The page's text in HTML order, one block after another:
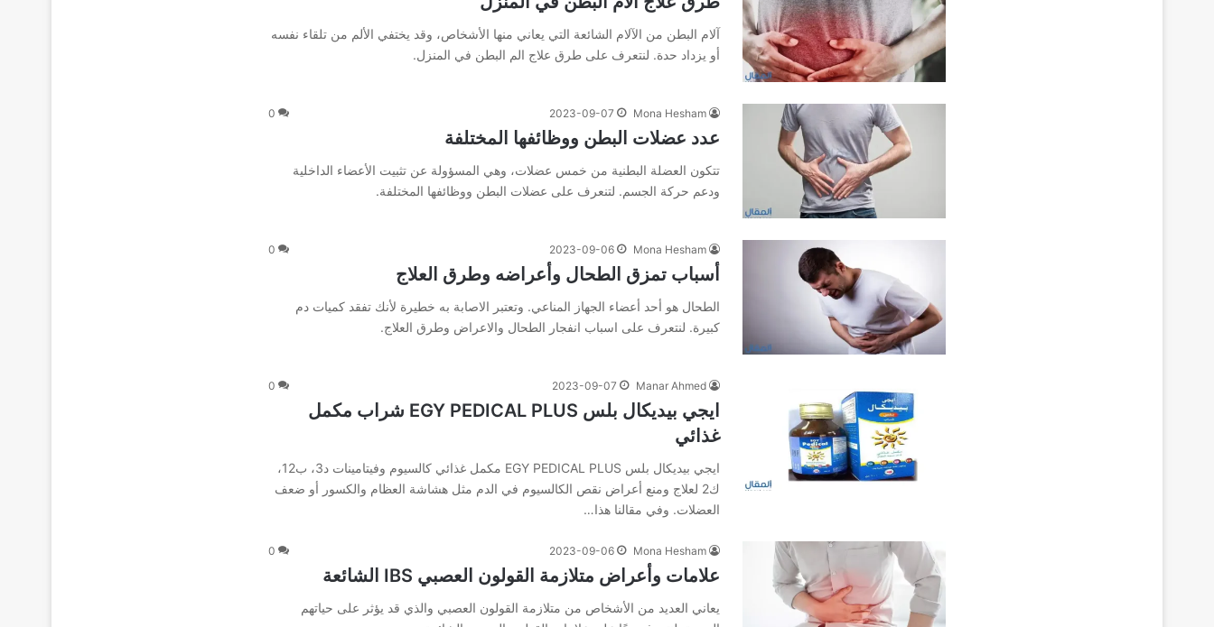
آلام البطن من الآلام الشائعة التي يعاني منها الأشخاص، وقد يختفي الألم من تلقاء نفسه
أو يزداد حدة. لنتعرف على طرق علاج الم البطن في المنزل.
Mona Hesham
2023-09-07
0
عدد عضلات البطن ووظائفها المختلفة
تتكون العضلة البطنية من خمس عضلات، وهي المسؤولة عن تثبيت الأعضاء الداخلية
ودعم حركة الجسم. لتنعرف على عضلات البطن ووظائفها المختلفة.
Mona Hesham
2023-09-06
0
أسباب تمزق الطحال وأعراضه وطرق العلاج
الطحال هو أحد أعضاء الجهاز المناعي. وتعتبر الاصابة به خطيرة لأنك تفقد كميات دم
كبيرة. لنتعرف على اسباب انفجار الطحال والاعراض وطرق العلاج.
Manar Ahmed
2023-09-07
0
ايجي بيديكال بلس EGY PEDICAL PLUS شراب مكمل
غذائي
ايجي بيديكال بلس EGY PEDICAL PLUS مكمل غذائي كالسيوم وفيتامينات د3، ب12،
ك2 لعلاج ومنع أعراض نقص الكالسيوم في الدم مثل هشاشة العظام والكسور أو ضعف
العضلات. وفي‌ ‌مقالنا‌ ‌هذا‌…
Mona Hesham
2023-09-06
0
علامات وأعراض متلازمة القولون العصبي IBS الشائعة
يعاني العديد من الأشخاص من متلازمة القولون العصبي والذي قد يؤثر على حياتهم